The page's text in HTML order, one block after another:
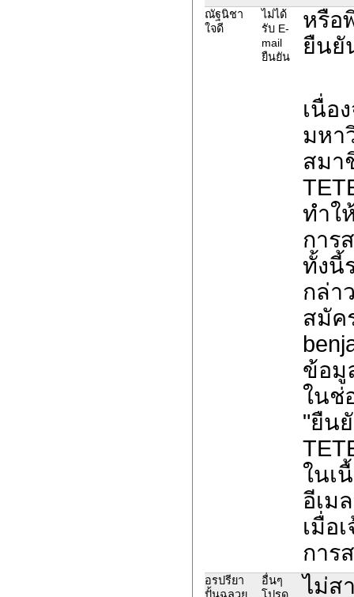
ณัฐนิชา
ใจดี
ไม่ได้
รับ E-
mail
ยืนยัน
หรือ
ยืนยั
เนื่อ
มหา
สมา
ทำใ
การ
ทั้งนี้
กล่า
สมัค
ข้อมู
ในช่
"ยืน
ในเ
อีเม
เมื่อ
การ
อรปรียา
ปั้นฉลวย
อื่นๆ
โปรด
ไม่ส